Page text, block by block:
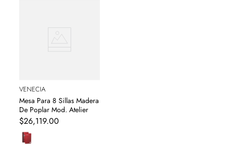
VENECIA
Mesa Para 8 Sillas Madera
De Poplar Mod. Atelier
$26,119.00